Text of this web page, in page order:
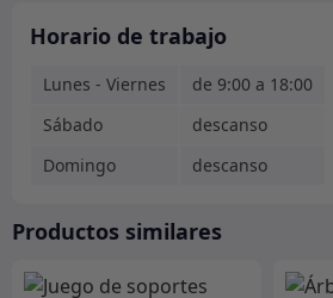
Horario de trabajo
Lunes - Viernes
de 9:00 a 18:00
Sábado
descanso
Domingo
descanso
Productos similares